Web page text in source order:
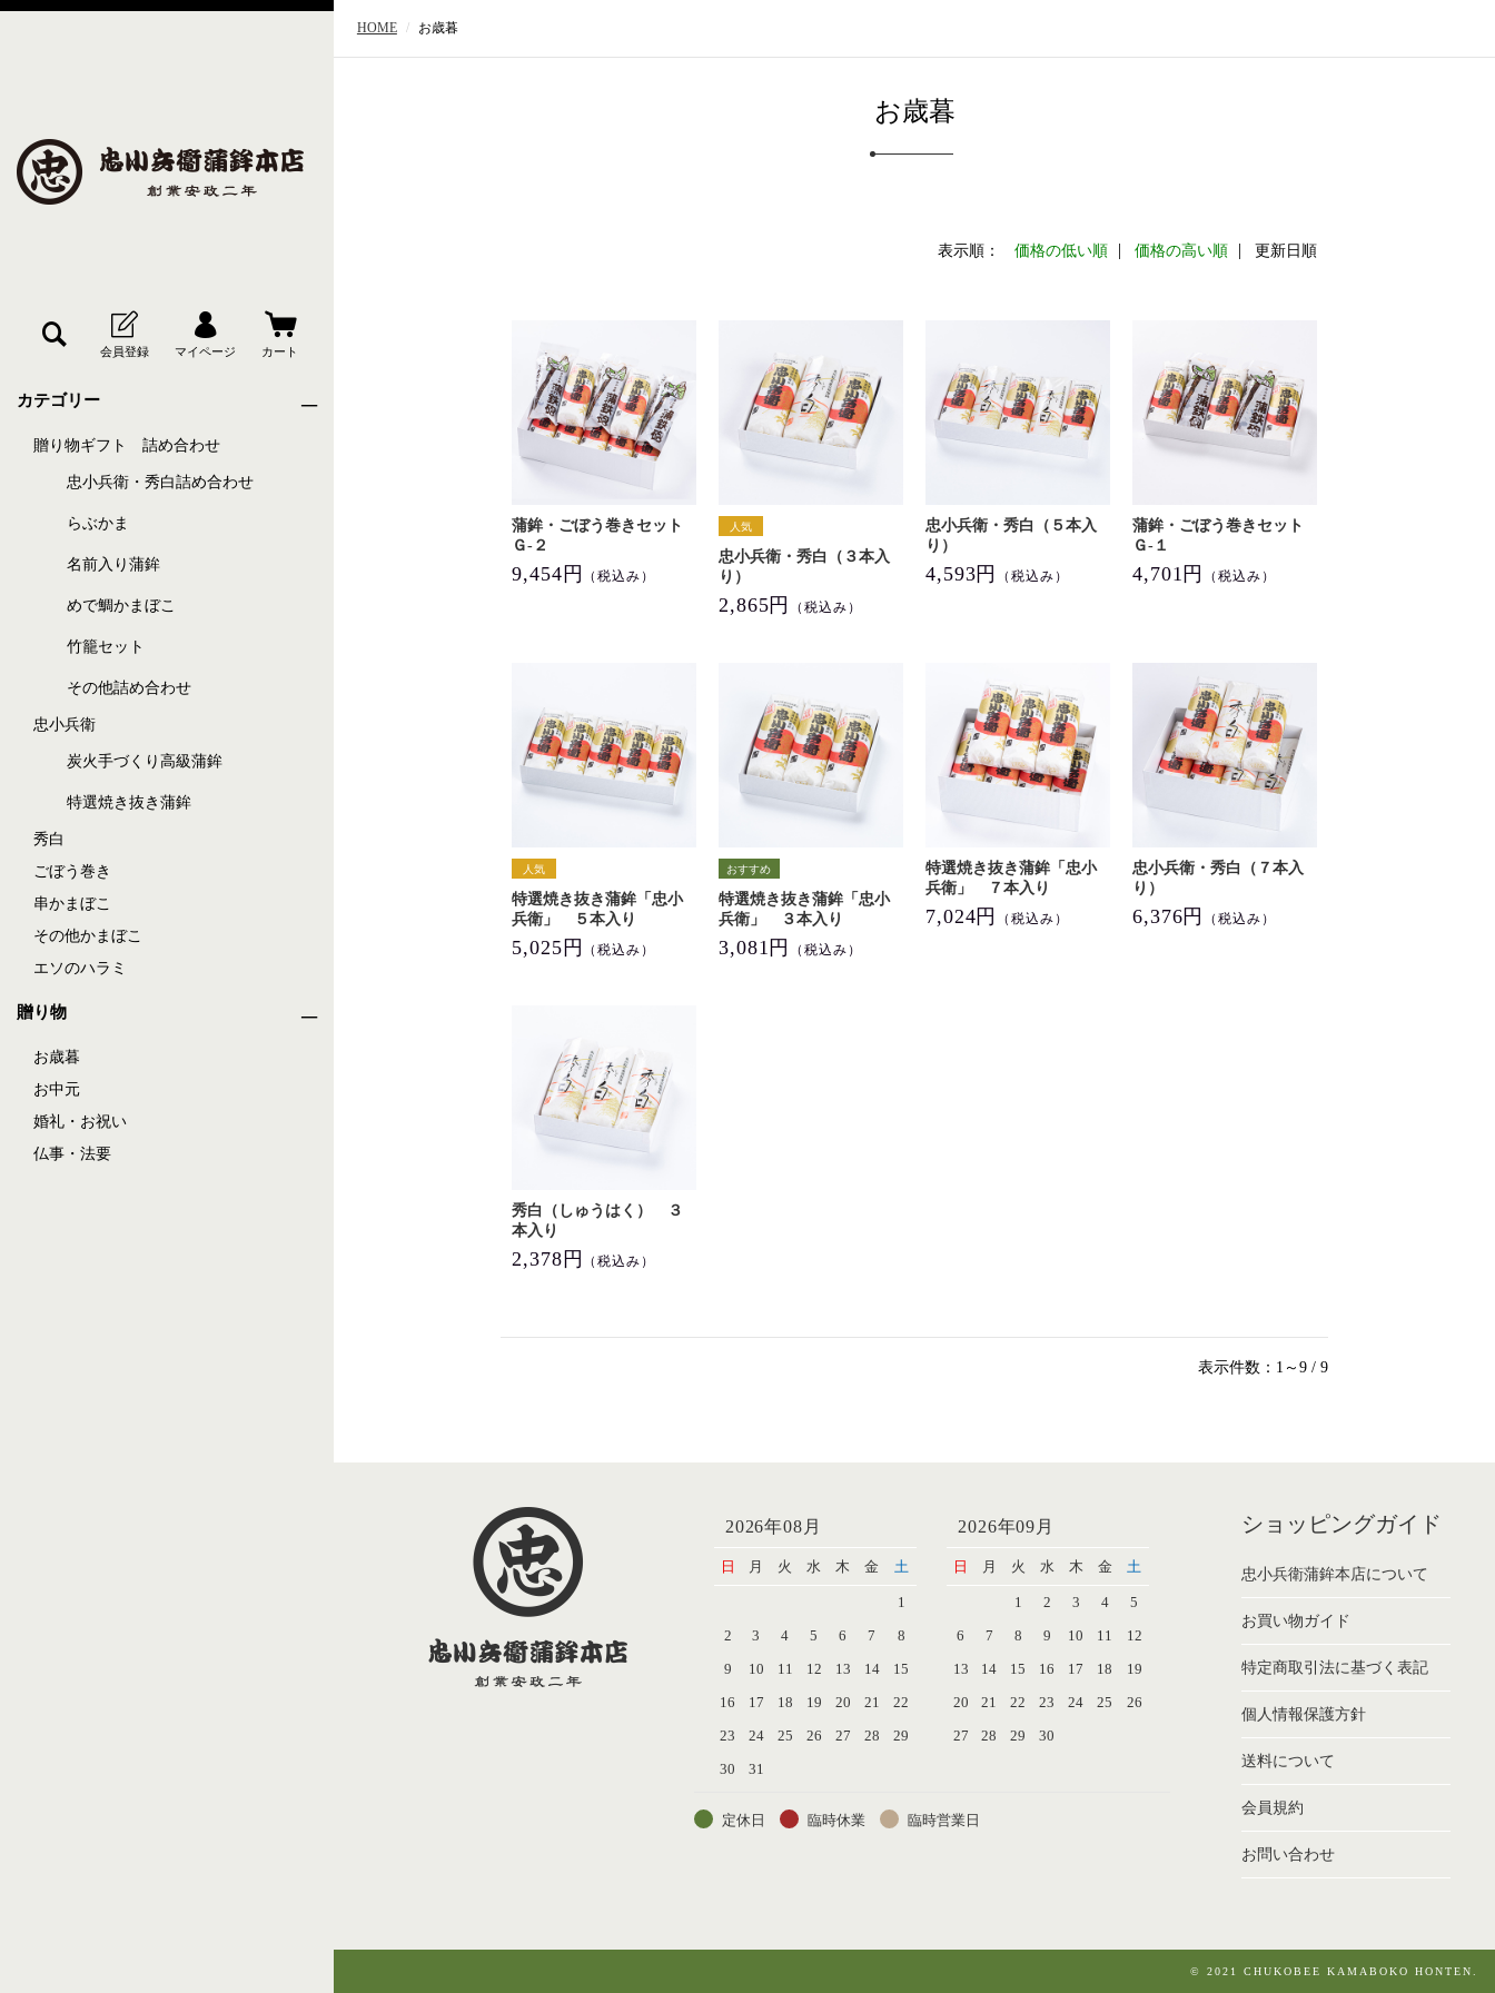
カテゴリー
贈り物ギフト 詰め合わせ
忠小兵衛・秀白詰め合わせ
らぶかま
名前入り蒲鉾
めで鯛かまぼこ
竹籠セット
その他詰め合わせ
忠小兵衛
炭火手づくり高級蒲鉾
特選焼き抜き蒲鉾
秀白
ごぼう巻き
串かまぼこ
その他かまぼこ
エソのハラミ
贈り物
お歳暮
お中元
婚礼・お祝い
仏事・法要
HOME お歳暮
お歳暮
表示順： 価格の低い順 価格の高い順 更新日順
蒲鉾・ごぼう巻きセット
Ｇ-２
9,454円 （税込み）
忠小兵衛・秀白（３本入
り）
2,865円 （税込み）
忠小兵衛・秀白（５本入
り）
4,593円 （税込み）
蒲鉾・ごぼう巻きセット
Ｇ-１
4,701円 （税込み）
特選焼き抜き蒲鉾「忠小
兵衛」 ５本入り
5,025円 （税込み）
特選焼き抜き蒲鉾「忠小
兵衛」 ３本入り
3,081円 （税込み）
特選焼き抜き蒲鉾「忠小
兵衛」 ７本入り
7,024円 （税込み）
忠小兵衛・秀白（７本入
り）
6,376円 （税込み）
秀白（しゅうはく） ３
本入り
2,378円 （税込み）
表示件数：1～9 / 9
2026年08月
日 月 火 水 木 金 土
1
2
3 4 5 6 7
8
9
10 11 12 13 14
15
16
17 18 19 20 21
22
23
24 25 26 27 28
29
30
31
2026年09月
日 月 火 水 木 金 土
1 2 3 4
5
6
7 8 9 10 11
12
13
14 15 16 17 18
19
20
21 22 23 24 25
26
27
28 29 30
定休日 臨時休業 臨時営業日
ショッピングガイド
忠小兵衛蒲鉾本店について
お買い物ガイド
特定商取引法に基づく表記
個人情報保護方針
送料について
会員規約
お問い合わせ
© 2021 CHUKOBEE KAMABOKO HONTEN.